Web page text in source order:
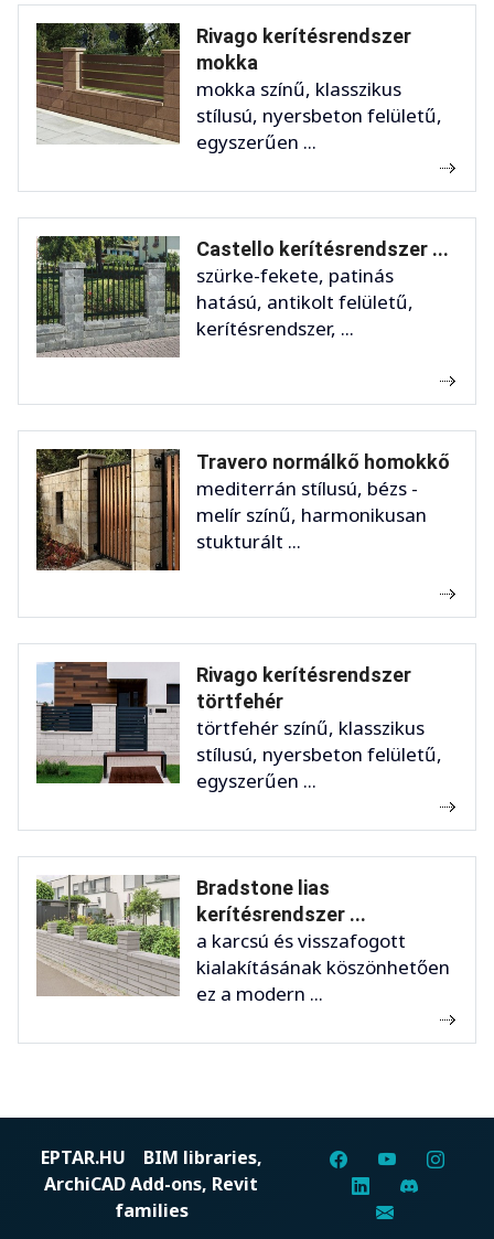
Rivago kerítésrendszer
mokka
mokka színű, klasszikus
stílusú, nyersbeton felületű,
egyszerűen ...
Castello kerítésrendszer ...
szürke-fekete, patinás
hatású, antikolt felületű,
kerítésrendszer, ...
Travero normálkő homokkő
mediterrán stílusú, bézs -
melír színű, harmonikusan
stukturált ...
Rivago kerítésrendszer
törtfehér
törtfehér színű, klasszikus
stílusú, nyersbeton felületű,
egyszerűen ...
Bradstone lias
kerítésrendszer ...
a karcsú és visszafogott
kialakításának köszönhetően
ez a modern ...
EPTAR.HU BIM libraries,
ArchiCAD Add-ons, Revit
families